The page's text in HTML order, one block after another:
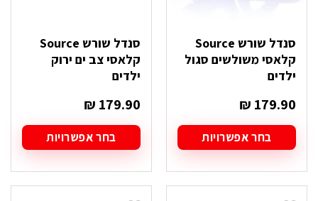
סנדל שורש Source
קלאסי משולשים סגול
ילדים
₪ 179.90
בחר אפשרויות
זה
יש
סנדל שורש Source
קלאסי צב ים ירוק
ילדים
₪ 179.90
בחר אפשרויות
זה
יש